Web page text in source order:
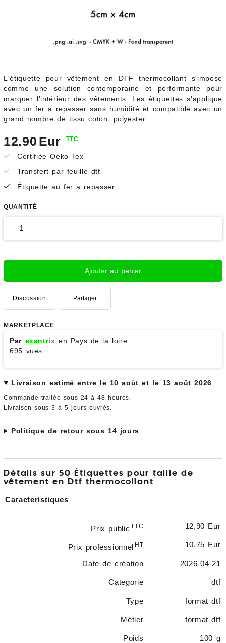
L'étiquette pour vêtement en DTF thermocollant s'impose
comme une solution contemporaine et performante pour
marquer l'intérieur des vêtements. Les étiquettes s'applique
avec un fer a repasser sans humidité et compatible avec un
grand nombre de tissu coton, polyester.
12.90 Eur TTC
Certifiée Oeko-Tex
Transfert par feuille dtf
Étiquette au fer a repasser
QUANTITÉ
Ajouter au panier
Discussion Partager
MARKETPLACE
Par exantrix en Pays de la loire
695 vues
Livraison estimé entre le 10 août et le 13 août 2026
Commande traitée sous 24 à 48 heures.
Livraison sous 3 à 5 jours ouvrés.
Politique de retour sous 14 jours
Détails sur 50 Étiquettes pour taille de
vêtement en Dtf thermocollant
Caracteristiques
Prix public TTC 12,90 Eur
Prix professionnel HT 10,75 Eur
Date de création 2026-04-21
Categorie dtf
Type format dtf
Métier format dtf
Poids 100 g